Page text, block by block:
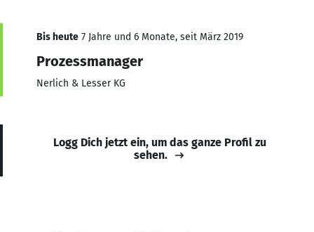
Bis heute 7 Jahre und 6 Monate, seit März 2019
Prozessmanager
Nerlich & Lesser KG
Logg Dich jetzt ein, um das ganze Profil zu
sehen.